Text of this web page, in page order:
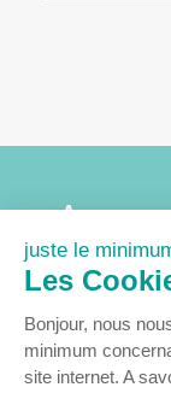
Accueil
Agenda
Nous
juste le
Les
Bonjour, nous
minimum
site internet. A